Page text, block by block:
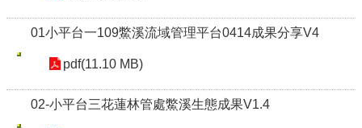
01小平台一109鱉溪流域管理平台0414成果分享V4
pdf(11.10 MB)
02-小平台三花蓮林管處鱉溪生態成果V1.4